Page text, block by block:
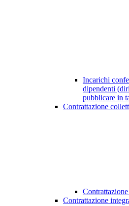
Incarichi
dipendenti
pubblicare in
Contrattazione
Contrattazione